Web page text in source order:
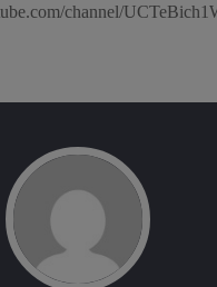
channel/